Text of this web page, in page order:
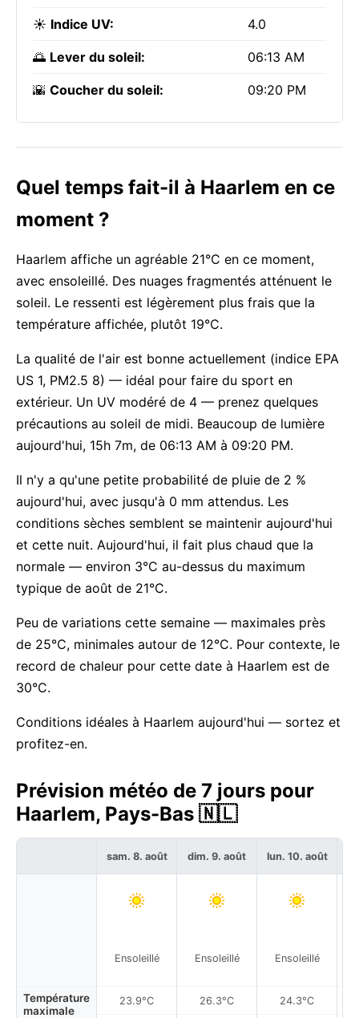
☀️ Indice UV: 4.0
🌅 Lever du soleil: 06:13 AM
🌇 Coucher du soleil: 09:20 PM
Quel temps fait-il à Haarlem en ce
moment ?
Haarlem affiche un agréable 21°C en ce moment,
avec ensoleillé. Des nuages fragmentés atténuent le
soleil. Le ressenti est légèrement plus frais que la
température affichée, plutôt 19°C.
La qualité de l'air est bonne actuellement (indice EPA
US 1, PM2.5 8) — idéal pour faire du sport en
extérieur. Un UV modéré de 4 — prenez quelques
précautions au soleil de midi. Beaucoup de lumière
aujourd'hui, 15h 7m, de 06:13 AM à 09:20 PM.
Il n'y a qu'une petite probabilité de pluie de 2 %
aujourd'hui, avec jusqu'à 0 mm attendus. Les
conditions sèches semblent se maintenir aujourd'hui
et cette nuit. Aujourd'hui, il fait plus chaud que la
normale — environ 3°C au-dessus du maximum
typique de août de 21°C.
Peu de variations cette semaine — maximales près
de 25°C, minimales autour de 12°C. Pour contexte, le
record de chaleur pour cette date à Haarlem est de
30°C.
Conditions idéales à Haarlem aujourd'hui — sortez et
profitez-en.
Prévision météo de 7 jours pour
Haarlem, Pays-Bas 🇳🇱
Température
maximale
sam. 8. août
Ensoleillé
23.9°C
dim. 9. août
Ensoleillé
26.3°C
lun. 10. août
Ensoleillé
24.3°C